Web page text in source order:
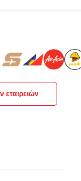
εταιρειών